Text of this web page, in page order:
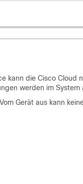
kann die Cisco Cloud
werden im System
Gerät aus kann